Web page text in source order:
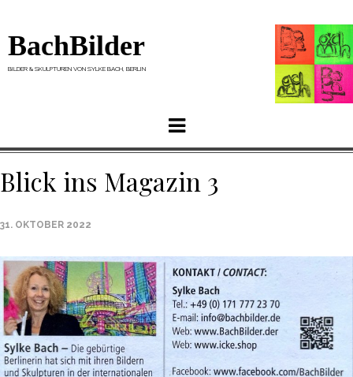
BachBilder
BILDER & SKULPTUREN VON SYLKE BACH, BERLIN
Menu
Blick ins Magazin 3
31. OKTOBER 2022